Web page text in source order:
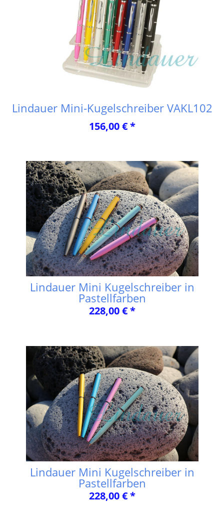
Lindauer Mini-Kugelschreiber VAKL102
156,00 € *
Lindauer Mini Kugelschreiber in
Pastellfarben
228,00 € *
Lindauer Mini Kugelschreiber in
Pastellfarben
228,00 € *